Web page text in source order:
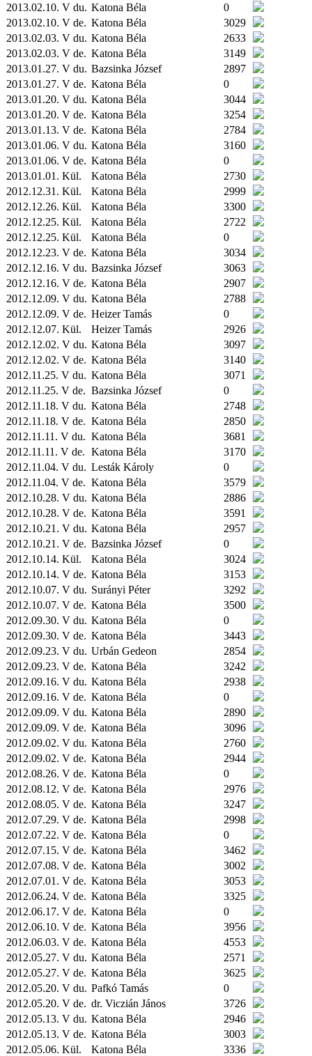
2013.02.10. V du. Katona Béla
0
2013.02.10. V de. Katona Béla
3029
2013.02.03. V du. Katona Béla
2633
2013.02.03. V de. Katona Béla
3149
2013.01.27. V du. Bazsinka József
2897
2013.01.27. V de. Katona Béla
0
2013.01.20. V du. Katona Béla
3044
2013.01.20. V de. Katona Béla
3254
2013.01.13. V de. Katona Béla
2784
2013.01.06. V du. Katona Béla
3160
2013.01.06. V de. Katona Béla
0
2013.01.01. Kül. Katona Béla
2730
2012.12.31. Kül. Katona Béla
2999
2012.12.26. Kül. Katona Béla
3300
2012.12.25. Kül. Katona Béla
2722
2012.12.25. Kül. Katona Béla
0
2012.12.23. V de. Katona Béla
3034
2012.12.16. V du. Bazsinka József
3063
2012.12.16. V de. Katona Béla
2907
2012.12.09. V du. Katona Béla
2788
2012.12.09. V de. Heizer Tamás
0
2012.12.07. Kül. Heizer Tamás
2926
2012.12.02. V du. Katona Béla
3097
2012.12.02. V de. Katona Béla
3140
2012.11.25. V du. Katona Béla
3071
2012.11.25. V de. Bazsinka József
0
2012.11.18. V du. Katona Béla
2748
2012.11.18. V de. Katona Béla
2850
2012.11.11. V du. Katona Béla
3681
2012.11.11. V de. Katona Béla
3170
2012.11.04. V du. Lesták Károly
0
2012.11.04. V de. Katona Béla
3579
2012.10.28. V du. Katona Béla
2886
2012.10.28. V de. Katona Béla
3591
2012.10.21. V du. Katona Béla
2957
2012.10.21. V de. Bazsinka József
0
2012.10.14. Kül. Katona Béla
3024
2012.10.14. V de. Katona Béla
3153
2012.10.07. V du. Surányi Péter
3292
2012.10.07. V de. Katona Béla
3500
2012.09.30. V du. Katona Béla
0
2012.09.30. V de. Katona Béla
3443
2012.09.23. V du. Urbán Gedeon
2854
2012.09.23. V de. Katona Béla
3242
2012.09.16. V du. Katona Béla
2938
2012.09.16. V de. Katona Béla
0
2012.09.09. V du. Katona Béla
2890
2012.09.09. V de. Katona Béla
3096
2012.09.02. V du. Katona Béla
2760
2012.09.02. V de. Katona Béla
2944
2012.08.26. V de. Katona Béla
0
2012.08.12. V de. Katona Béla
2976
2012.08.05. V de. Katona Béla
3247
2012.07.29. V de. Katona Béla
2998
2012.07.22. V de. Katona Béla
0
2012.07.15. V de. Katona Béla
3462
2012.07.08. V de. Katona Béla
3002
2012.07.01. V de. Katona Béla
3053
2012.06.24. V de. Katona Béla
3325
2012.06.17. V de. Katona Béla
0
2012.06.10. V de. Katona Béla
3956
2012.06.03. V de. Katona Béla
4553
2012.05.27. V du. Katona Béla
2571
2012.05.27. V de. Katona Béla
3625
2012.05.20. V du. Pafkó Tamás
0
2012.05.20. V de. dr. Viczián János
3726
2012.05.13. V du. Katona Béla
2946
2012.05.13. V de. Katona Béla
3003
2012.05.06. Kül. Katona Béla
3336